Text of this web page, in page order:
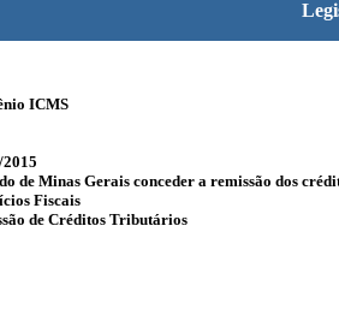
ICMS
de Minas Gerais conceder a remissão dos
Fiscais
de Créditos Tributários